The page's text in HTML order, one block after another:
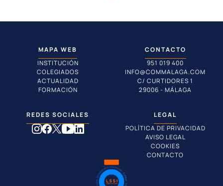
MAPA WEB
INSTITUCIÓN
COLEGIADOS
ACTUALIDAD
FORMACIÓN
CONTACTO
951 019 400
INFO@COMMALAGA.COM
C/ CURTIDORES 1
29006 - MÁLAGA
REDES SOCIALES
LEGAL
POLÍTICA DE PRIVACIDAD
AVISO LEGAL
COOKIES
CONTACTO